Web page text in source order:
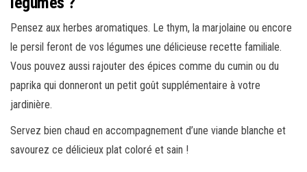
Pensez aux herbes aromatiques. Le thym, la marjolaine ou encore
le persil feront de vos légumes une délicieuse recette familiale.
Vous pouvez aussi rajouter des épices comme du cumin ou du
paprika qui donneront un petit goût supplémentaire à votre
jardinière.
Servez bien chaud en accompagnement d’une viande blanche et
savourez ce délicieux plat coloré et sain !